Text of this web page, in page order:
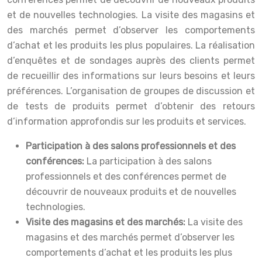
et de nouvelles technologies. La visite des magasins et
des marchés permet d’observer les comportements
d’achat et les produits les plus populaires. La réalisation
d’enquêtes et de sondages auprès des clients permet
de recueillir des informations sur leurs besoins et leurs
préférences. L’organisation de groupes de discussion et
de tests de produits permet d’obtenir des retours
d’information approfondis sur les produits et services.
Participation à des salons professionnels et des
conférences: La participation à des salons
professionnels et des conférences permet de
découvrir de nouveaux produits et de nouvelles
technologies.
Visite des magasins et des marchés: La visite des
magasins et des marchés permet d’observer les
comportements d’achat et les produits les plus